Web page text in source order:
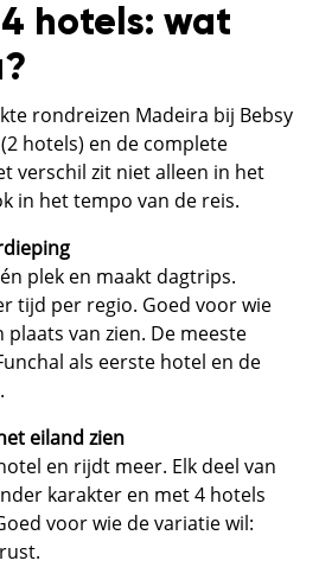
hotels: wat
rondreizen Madeira bij Bebsy
hotels) en de complete
verschil zit niet alleen in het
in het tempo van de reis.
plek en maakt dagtrips.
tijd per regio. Goed voor wie
van zien. De meeste
als eerste hotel en de
eiland zien
en rijdt meer. Elk deel van
karakter en met 4 hotels
voor wie de variatie wil: